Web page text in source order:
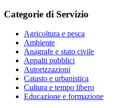
Categorie di Servizio
Agricoltura e pesca
Ambiente
Anagrafe e stato civile
Appalti pubblici
Autorizzazioni
Catasto e urbanistica
Cultura e tempo libero
Educazione e formazione